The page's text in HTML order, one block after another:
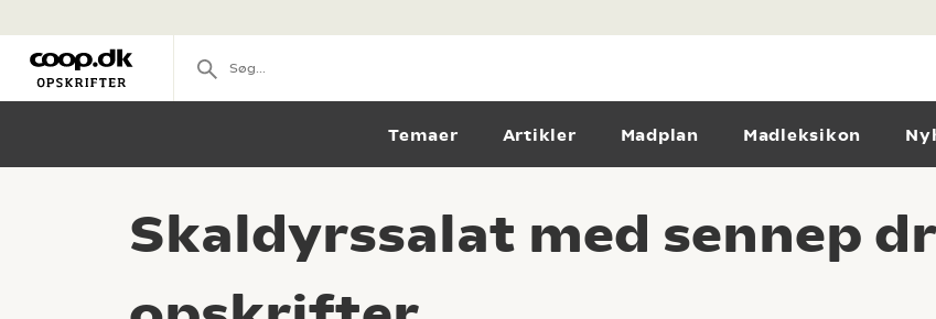
Temaer Artikler Madplan Madleksikon
Skaldyrssalat med sennep